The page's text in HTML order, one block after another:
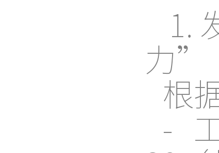
1.
力”
根
-